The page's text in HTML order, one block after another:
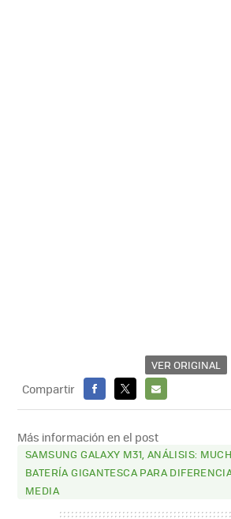
VER ORIGINAL
Compartir
FACEBOOK
X
E-
MAIL
Más información en el post
SAMSUNG GALAXY M31, ANÁLISIS:
BATERÍA GIGANTESCA PARA
MEDIA